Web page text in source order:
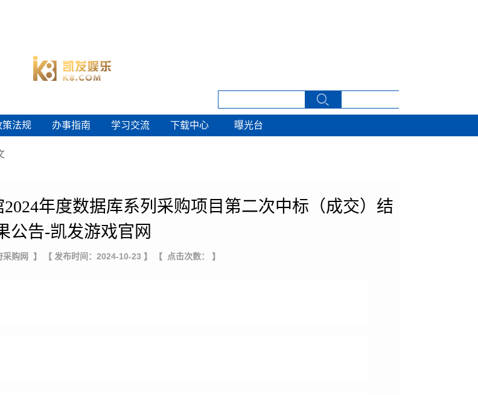
策法规
策法规 办事指南
办事指南 学习交流
学习交流 下载中心
下载中心 曝光台
曝光台
年度数据库系列采购项目第二次中标（成交）结
公告-凯发游戏官网
采购网 】 【 发布时间：2024-10-23 】 【 点击次数： 】